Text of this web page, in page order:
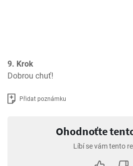
9. Krok
Dobrou chuť!
Přidat poznámku
Ohodnoťte
Líbí se vám tento